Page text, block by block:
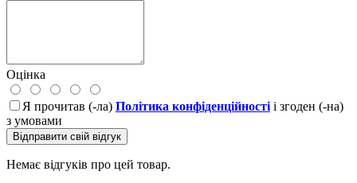
Оцінка
Я прочитав (-ла) Політика конфіденційності і згоден (-на)
з умовами
Відправити свій відгук
Немає відгуків про цей товар.